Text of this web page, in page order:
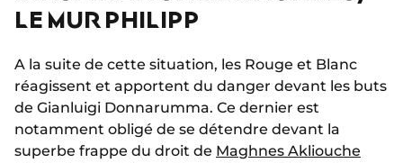
LE MUR PHILIPP
A la suite de cette situation, les Rouge et Blanc
réagissent et apportent du danger devant les buts
de Gianluigi Donnarumma. Ce dernier est
notamment obligé de se détendre devant la
superbe frappe du droit de Maghnes Akliouche